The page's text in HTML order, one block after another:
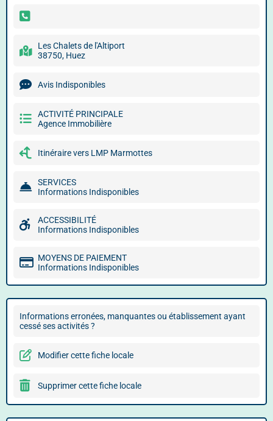
Les Chalets de l'Altiport
38750, Huez
Avis Indisponibles
ACTIVITÉ PRINCIPALE
Agence Immobilière
Itinéraire vers LMP Marmottes
SERVICES
Informations Indisponibles
ACCESSIBILITÉ
Informations Indisponibles
MOYENS DE PAIEMENT
Informations Indisponibles
Informations erronées, manquantes ou établissement ayant
cessé ses activités ?
Modifier cette fiche locale
Supprimer cette fiche locale